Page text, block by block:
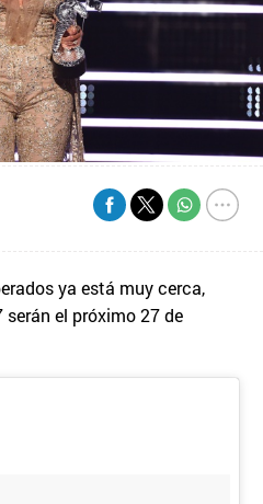
ya está muy cerca,
el próximo 27 de